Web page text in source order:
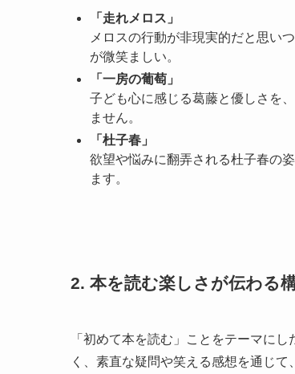
「走れメロス」
メロスの行動が非現実的だと思い
が微笑ましい。
「一房の葡萄」
子ども心に感じる葛藤と優しさを
ません。
「杜子春」
欲望や悩みに翻弄される杜子春の
ます。
2. 本を読む楽しさが伝わる
「初めて本を読む」ことをテーマに
く、素直な疑問や笑える感想を通じて